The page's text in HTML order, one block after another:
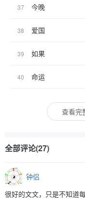
37 今晚
38 爱国
39 如果
40 命运
查看完
全部评论(27)
钟侣
很好的文文，只是不知道